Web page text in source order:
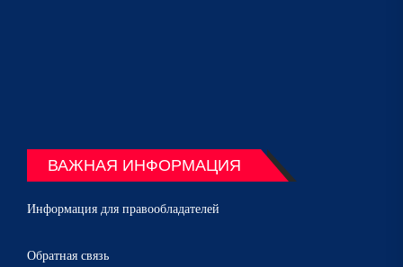
ВАЖНАЯ ИНФОРМАЦИЯ
Информация для правообладателей
Обратная связь